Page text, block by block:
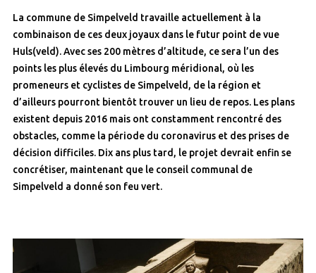
La commune de Simpelveld travaille actuellement à la
combinaison de ces deux joyaux dans le futur point de vue
Huls(veld). Avec ses 200 mètres d’altitude, ce sera l’un des
points les plus élevés du Limbourg méridional, où les
promeneurs et cyclistes de Simpelveld, de la région et
d’ailleurs pourront bientôt trouver un lieu de repos. Les plans
existent depuis 2016 mais ont constamment rencontré des
obstacles, comme la période du coronavirus et des prises de
décision difficiles. Dix ans plus tard, le projet devrait enfin se
concrétiser, maintenant que le conseil communal de
Simpelveld a donné son feu vert.